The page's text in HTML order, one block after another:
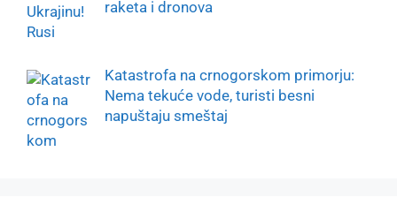
raketa i dronova
Katastrofa na crnogorskom primorju:
Nema tekuće vode, turisti besni
napuštaju smeštaj